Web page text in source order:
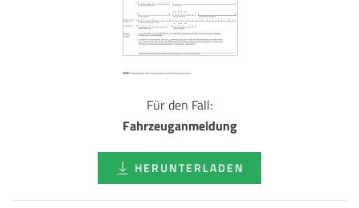
Für den Fall:
Fahrzeuganmeldung
HERUNTERLADEN